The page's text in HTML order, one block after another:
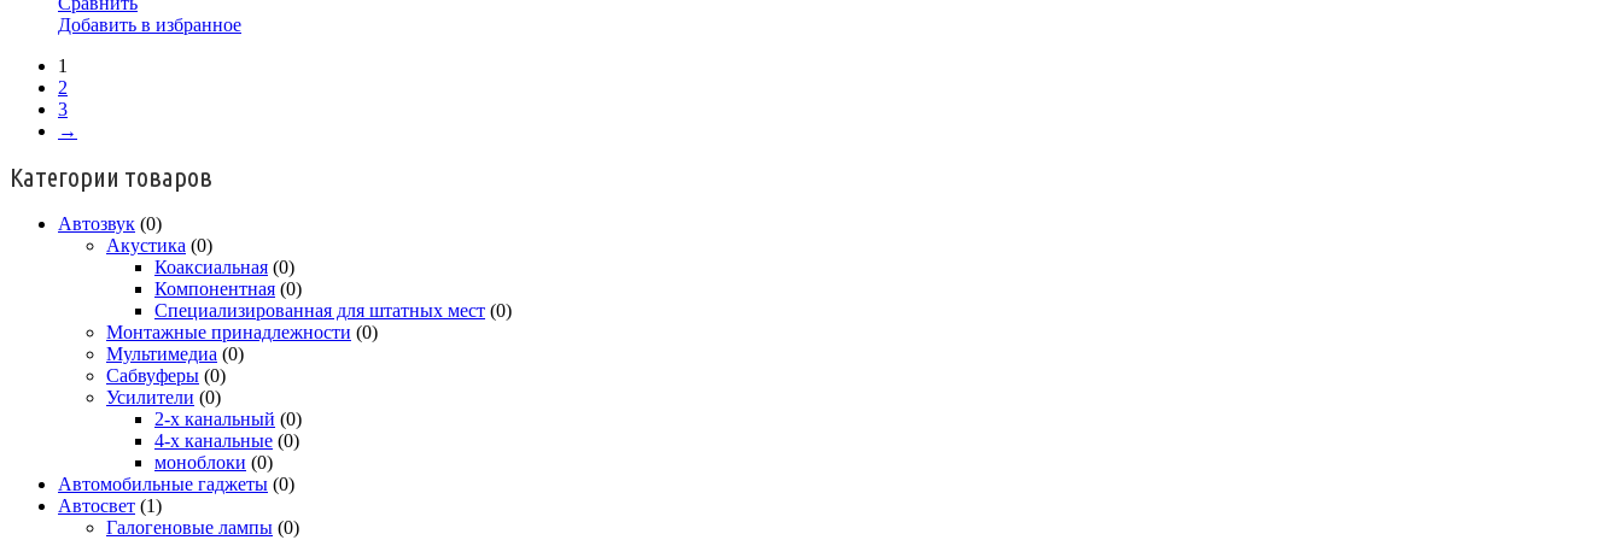
Добавить в избранное
1
2
3
→
Категории товаров
Автозвук (0)
Акустика (0)
Коаксиальная (0)
Компонентная (0)
Специализированная для штатных мест (0)
Монтажные принадлежности (0)
Мультимедиа (0)
Сабвуферы (0)
Усилители (0)
2-х канальный (0)
4-х канальные (0)
моноблоки (0)
Автомобильные гаджеты (0)
Автосвет (1)
Галогеновые лампы (0)